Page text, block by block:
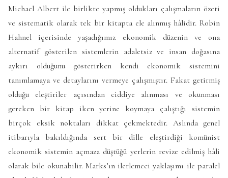
Michael Albert ile birlikte yapmış oldukları çalışmaların özeti
ve sistematik olarak tek bir kitapta ele alınmış hâlidir. Robin
Hahnel içerisinde yaşadığımız ekonomik düzenin ve ona
alternatif gösterilen sistemlerin adaletsiz ve insan doğasına
aykırı olduğunu gösterirken kendi ekonomik sistemini
tanımlamaya ve detaylarını vermeye çalışmıştır. Fakat getirmiş
olduğu eleştiriler açısından ciddiye alınması ve okunması
gereken bir kitap iken yerine koymaya çalıştığı sistemin
birçok eksik noktaları dikkat çekmektedir. Aslında genel
itibarıyla bakıldığında sert bir dille eleştirdiği komünist
ekonomik sistemin açmaza düştüğü yerlerin revize edilmiş hâli
olarak bile okunabilir. Marks’ın ilerlemeci yaklaşımı ile paralel